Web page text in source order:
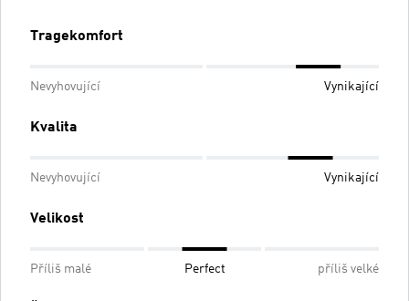
Tragekomfort
Nevyhovující Vynikající
Kvalita
Nevyhovující Vynikající
Velikost
Příliš malé Perfect příliš velké